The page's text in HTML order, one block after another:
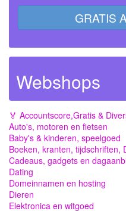
GRATIS
Webshops
🏅 Accountscore,Gratis &
Auto's, motoren en fietsen
Baby's & kinderen, speelgoed
Boeken, kranten, tijdschriften,
Cadeaus, gadgets en
Dating
Domeinnamen en hosting
Dieren
Elektronica en witgoed